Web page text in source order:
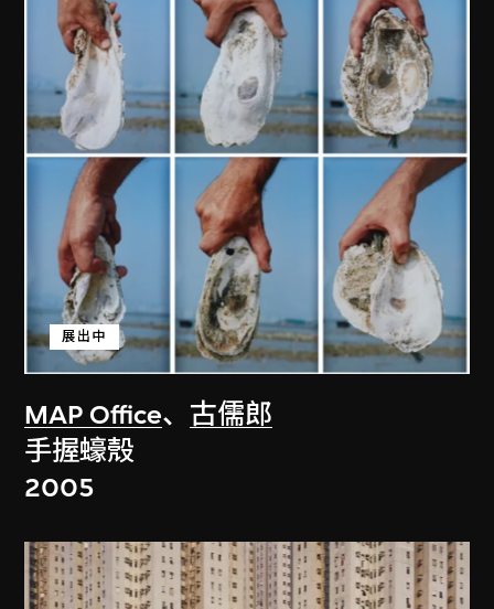
MAP Office、 古儒郎
展出中
手握蠔殼
2005